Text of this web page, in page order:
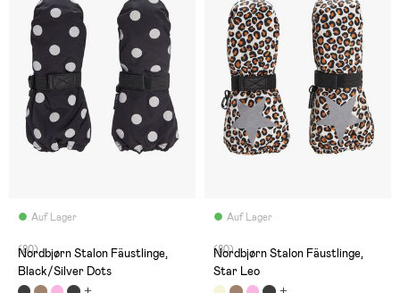
Auf Lager
(80)
Nordbjørn Stalon Fäustlinge,
Black/Silver Dots
Auf Lager
(80)
Nordbjørn Stalon Fäustlinge,
Star Leo